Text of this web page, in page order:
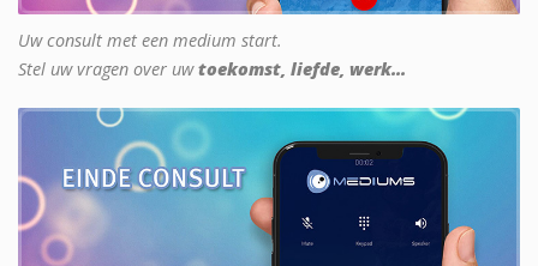
Uw consult met een medium start.
Stel uw vragen over uwtoekomst, liefde, werk...